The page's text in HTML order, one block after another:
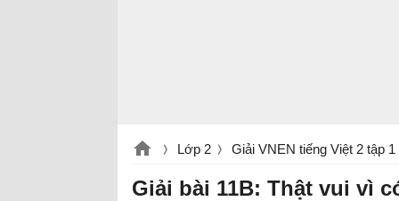
Lớp 2 Giải VNEN tiếng Việt 2 tập 1
Giải bài 11B: Thật vui vì